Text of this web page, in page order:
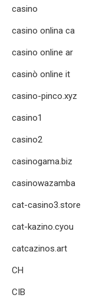
casino
casino onlina ca
casino online ar
casinò online it
casino-pinco.xyz
casino1
casino2
casinogama.biz
casinowazamba
cat-casino3.store
cat-kazino.cyou
catcazinos.art
CH
CIB